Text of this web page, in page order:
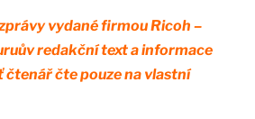
vydané firmou Ricoh –
redakční text a informace
čtenář čte pouze na vlastní